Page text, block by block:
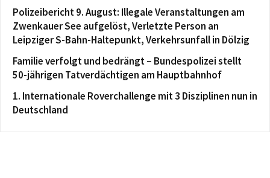
Polizeibericht 9. August: Illegale Veranstaltungen am
Zwenkauer See aufgelöst, Verletzte Person an
Leipziger S-Bahn-Haltepunkt, Verkehrsunfall in Dölzig
Familie verfolgt und bedrängt – Bundespolizei stellt
50-jährigen Tatverdächtigen am Hauptbahnhof
1. Internationale Roverchallenge mit 3 Disziplinen nun in
Deutschland